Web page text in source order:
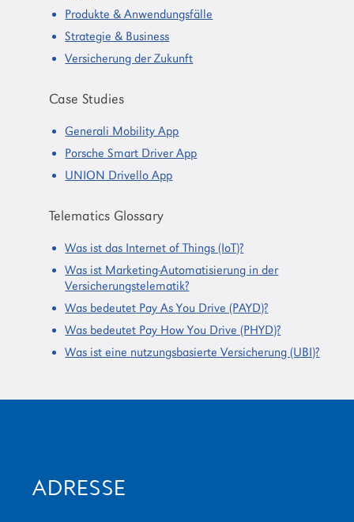
Produkte & Anwendungsfälle
Strategie & Business
Versicherung der Zukunft
Case Studies
Generali Mobility App
Porsche Smart Driver App
UNION Drivello App
Telematics Glossary
Was ist das Internet of Things (IoT)?
Was ist Marketing-Automatisierung in der
Versicherungstelematik?
Was bedeutet Pay As You Drive (PAYD)?
Was bedeutet Pay How You Drive (PHYD)?
Was ist eine nutzungsbasierte Versicherung (UBI)?
ADRESSE